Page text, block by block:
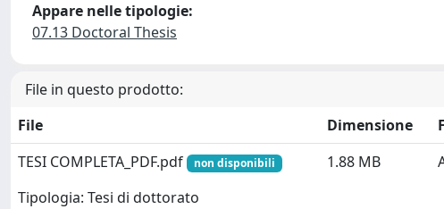
Appare nelle tipologie:
07.13 Doctoral Thesis
File in questo prodotto:
File
Dimensione
TESI COMPLETA_PDF.pdf
non disponibili
Tipologia: Tesi di dottorato
1.88 MB